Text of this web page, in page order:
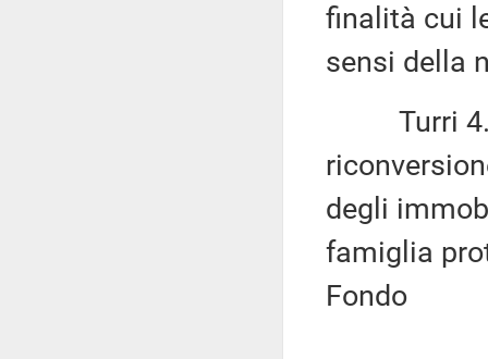
finalità cui
sensi della
Turri
degli
famiglia
Fondo